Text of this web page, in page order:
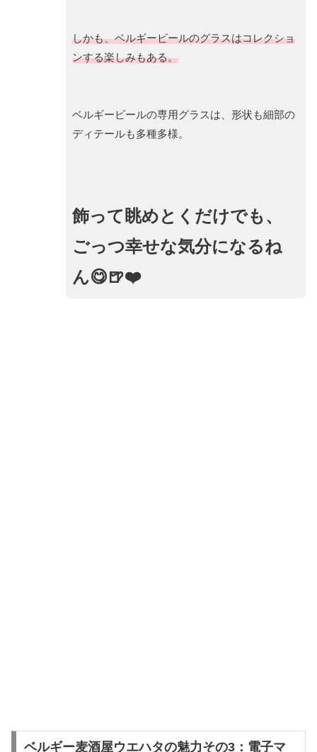
しかも、ベルギービールのグラスはコレクショ
ンする楽しみもある。
ベルギービールの専用グラスは、形状も細部の
ディテールも多種多様。
飾って眺めとくだけでも、
ごっつ幸せな気分になるね
ん😋🍺❤️
ベルギー麦酒屋ウエハタの魅力その3：電子マ